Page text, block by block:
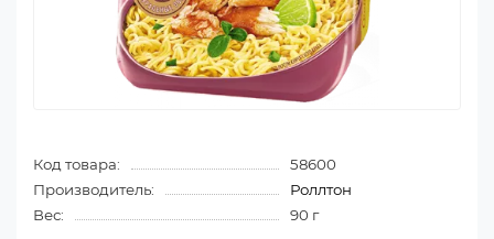
Код товара:
58600
Производитель:
Роллтон
Вес:
90 г